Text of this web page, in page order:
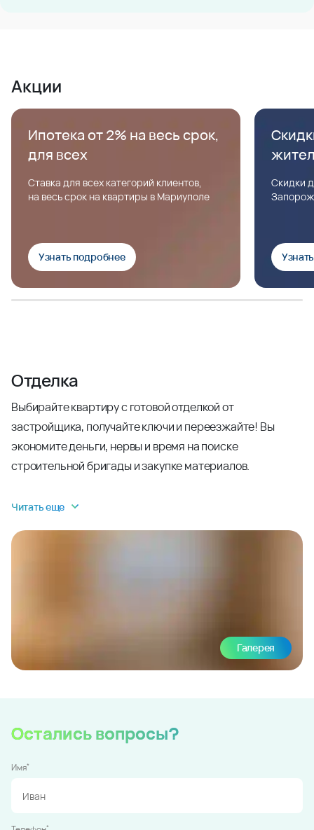
Акции
Ипотека от 2% на весь срок,
для всех
Ставка для всех категорий клиентов,
на весь срок на квартиры в Мариуполе
Узнать подробнее
Скидки
Отделка
Выбирайте квартиру с готовой отделкой от
застройщика, получайте ключи и переезжайте! Вы
экономите деньги, нервы и время на поиске
строительной бригады и закупке материалов.
Читать еще
Галерея
Остались вопросы?
Имя*
*